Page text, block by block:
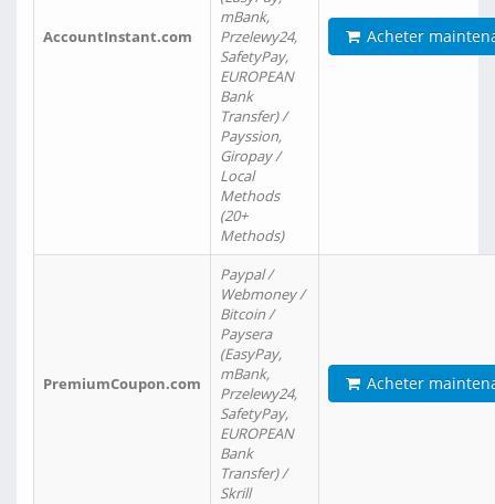
AccountInstant.com
mBank,
Przelewy24,
SafetyPay,
EUROPEAN
Bank
Transfer) /
Payssion,
Giropay /
Local
Methods
(20+
Methods)
Acheter
PremiumCoupon.com
Paypal /
Webmoney /
Bitcoin /
Paysera
(EasyPay,
mBank,
Przelewy24,
SafetyPay,
EUROPEAN
Bank
Transfer) /
Skrill
Acheter